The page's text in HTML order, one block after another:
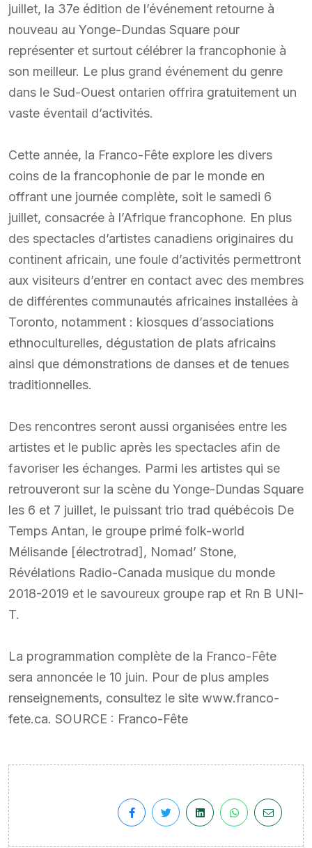
juillet, la 37e édition de l’événement retourne à
nouveau au Yonge-Dundas Square pour
représenter et surtout célébrer la francophonie à
son meilleur. Le plus grand événement du genre
dans le Sud-Ouest ontarien offrira gratuitement un
vaste éventail d’activités.
Cette année, la Franco-Fête explore les divers
coins de la francophonie de par le monde en
offrant une journée complète, soit le samedi 6
juillet, consacrée à l’Afrique francophone. En plus
des spectacles d’artistes canadiens originaires du
continent africain, une foule d’activités permettront
aux visiteurs d’entrer en contact avec des membres
de différentes communautés africaines installées à
Toronto, notamment : kiosques d’associations
ethnoculturelles, dégustation de plats africains
ainsi que démonstrations de danses et de tenues
traditionnelles.
Des rencontres seront aussi organisées entre les
artistes et le public après les spectacles afin de
favoriser les échanges. Parmi les artistes qui se
retrouveront sur la scène du Yonge-Dundas Square
les 6 et 7 juillet, le puissant trio trad québécois De
Temps Antan, le groupe primé folk-world
Mélisande [électrotrad], Nomad’ Stone,
Révélations Radio-Canada musique du monde
2018-2019 et le savoureux groupe rap et Rn B UNI-
T.
La programmation complète de la Franco-Fête
sera annoncée le 10 juin. Pour de plus amples
renseignements, consultez le site www.franco-
fete.ca. SOURCE : Franco-Fête